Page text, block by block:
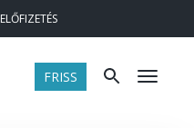
FRISS Menü